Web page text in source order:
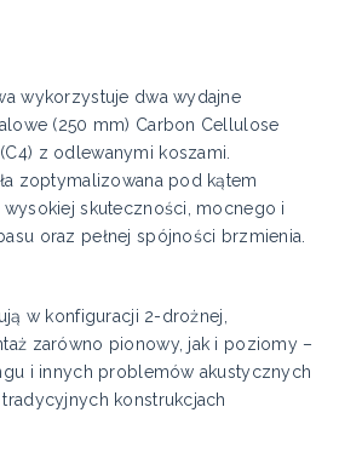
wykorzystuje dwa wydajne
(250 mm) Carbon Cellulose
z odlewanymi koszami.
zoptymalizowana pod kątem
wysokiej skuteczności, mocnego i
oraz pełnej spójności brzmienia.
w konfiguracji 2-drożnej,
zarówno pionowy, jak i poziomy –
i innych problemów akustycznych
konstrukcjach